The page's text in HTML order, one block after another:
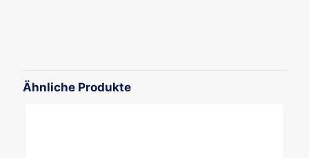
Ähnliche Produkte